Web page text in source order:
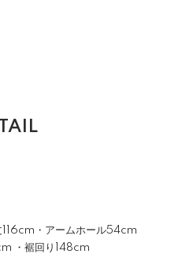
・アームホール54cm
裾回り148cm